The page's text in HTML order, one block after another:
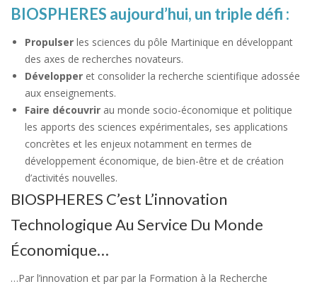
BIOSPHERES aujourd’hui, un triple défi :
Propulser les sciences du pôle Martinique en développant
des axes de recherches novateurs.
Développer et consolider la recherche scientifique adossée
aux enseignements.
Faire découvrir au monde socio-économique et politique
les apports des sciences expérimentales, ses applications
concrètes et les enjeux notamment en termes de
développement économique, de bien-être et de création
d’activités nouvelles.
BIOSPHERES C’est L’innovation
Technologique Au Service Du Monde
Économique…
…Par l’innovation et par par la Formation à la Recherche